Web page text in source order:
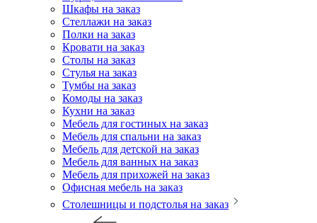
Шкафы на заказ
Стеллажи на заказ
Полки на заказ
Кровати на заказ
Столы на заказ
Стулья на заказ
Тумбы на заказ
Комоды на заказ
Кухни на заказ
Мебель для гостиных на заказ
Мебель для спальни на заказ
Мебель для детской на заказ
Мебель для ванных на заказ
Мебель для прихожей на заказ
Офисная мебель на заказ
Столешницы и подстолья на заказ